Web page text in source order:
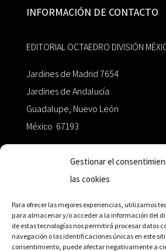
Gestionar el
las cookies
Para ofrecer las mejores experiencias, utilizamos
para almacenar y/o acceder a la información del
de estas tecnologías nos permitirá procesar datos
navegación o las identificaciones únicas en este
consentimiento, puede afectar negativamente a
INFORMACIÓN DE CONTACTO
EDITORIAL OCTAEDRO DIVISIÓN
Jardines de Madrid 7654
Jardines de Andalucía
Guadalupe, Nuevo León
México 67193
+52 811.499.5638
RED DE DISTRIBUCIÓN